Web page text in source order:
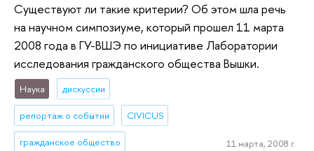
Существуют ли такие критерии? Об этом шла речь
на научном симпозиуме, который прошел 11 марта
2008 года в ГУ-ВШЭ по инициативе Лаборатории
исследования гражданского общества Вышки.
Наука дискуссии
репортаж о событии CIVICUS
гражданское общество 11 марта, 2008 г.